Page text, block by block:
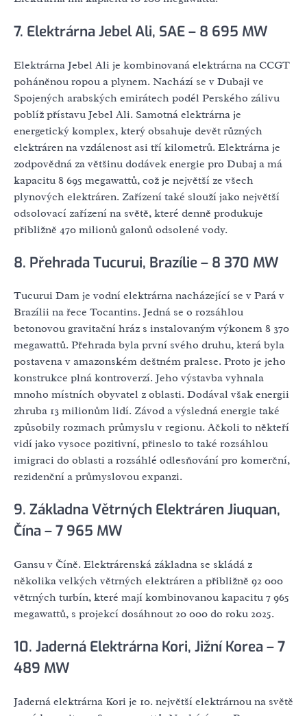
7. Elektrárna Jebel Ali, SAE – 8 695 MW
Elektrárna Jebel Ali je kombinovaná elektrárna na CCGT
poháněnou ropou a plynem. Nachází se v Dubaji ve
Spojených arabských emirátech podél Perského zálivu
poblíž přístavu Jebel Ali. Samotná elektrárna je
energetický komplex, který obsahuje devět různých
elektráren na vzdálenost asi tří kilometrů. Elektrárna je
zodpovědná za většinu dodávek energie pro Dubaj a má
kapacitu 8 695 megawattů, což je největší ze všech
plynových elektráren. Zařízení také slouží jako největší
odsolovací zařízení na světě, které denně produkuje
přibližně 470 milionů galonů odsolené vody.
8. Přehrada Tucurui, Brazílie – 8 370 MW
Tucurui Dam je vodní elektrárna nacházející se v Pará v
Brazílii na řece Tocantins. Jedná se o rozsáhlou
betonovou gravitační hráz s instalovaným výkonem 8 370
megawattů. Přehrada byla první svého druhu, která byla
postavena v amazonském deštném pralese. Proto je jeho
konstrukce plná kontroverzí. Jeho výstavba vyhnala
mnoho místních obyvatel z oblasti. Dodával však energii
zhruba 13 milionům lidí. Závod a výsledná energie také
způsobily rozmach průmyslu v regionu. Ačkoli to někteří
vidí jako vysoce pozitivní, přineslo to také rozsáhlou
imigraci do oblasti a rozsáhlé odlesňování pro komerční,
rezidenční a průmyslovou expanzi.
9. Základna Větrných Elektráren Jiuquan,
Čína – 7 965 MW
Gansu v Číně. Elektrárenská základna se skládá z
několika velkých větrných elektráren a přibližně 92 000
větrných turbín, které mají kombinovanou kapacitu 7 965
megawattů, s projekcí dosáhnout 20 000 do roku 2025.
10. Jaderná Elektrárna Kori, Jižní Korea – 7
489 MW
Jaderná elektrárna Kori je 10. největší elektrárnou na světě